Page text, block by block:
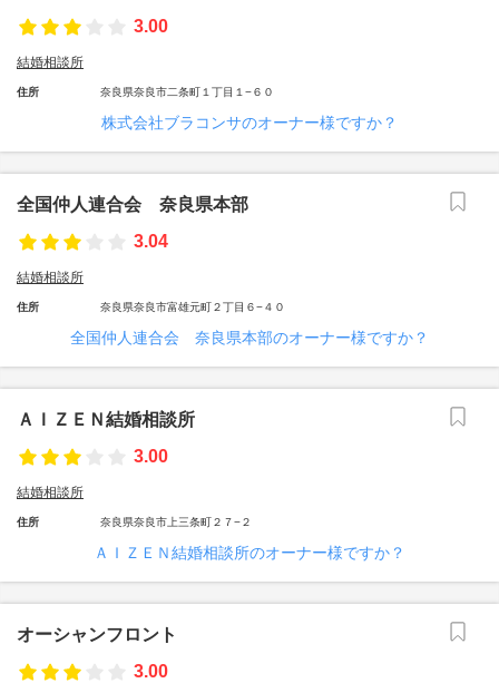
3.00
結婚相談所
住所 奈良県奈良市二条町１丁目１−６０
株式会社ブラコンサのオーナー様ですか？
全国仲人連合会 奈良県本部
3.04
結婚相談所
住所 奈良県奈良市富雄元町２丁目６−４０
全国仲人連合会 奈良県本部のオーナー様ですか？
ＡＩＺＥＮ結婚相談所
3.00
結婚相談所
住所 奈良県奈良市上三条町２７−２
ＡＩＺＥＮ結婚相談所のオーナー様ですか？
オーシャンフロント
3.00